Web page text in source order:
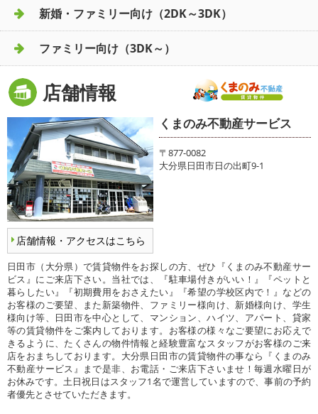
新婚・ファミリー向け（2DK～3DK）
ファミリー向け（3DK～）
店舗情報
店舗情報・アクセスはこちら
くまのみ不動産サービス
〒877-0082
大分県日田市日の出町9-1
日田市（大分県）で賃貸物件をお探しの方、ぜひ『くまのみ不動産サー
ビス』にご来店下さい。当社では、『駐車場付きがいい！』『ペットと
暮らしたい』『初期費用をおさえたい』『希望の学校区内で！』などの
お客様のご要望、また新築物件、ファミリー様向け、新婚様向け、学生
様向け等、日田市を中心として、マンション、ハイツ、アパート、貸家
等の賃貸物件をご案内しております。お客様の様々なご要望にお応えで
きるように、たくさんの物件情報と経験豊富なスタッフがお客様のご来
店をおまちしております。大分県日田市の賃貸物件の事なら『くまのみ
不動産サービス』まで是非、お電話・ご来店下さいませ！毎週水曜日が
お休みです。土日祝日はスタッフ1名で運営していますので、事前の予約
者優先とさせていただきます。